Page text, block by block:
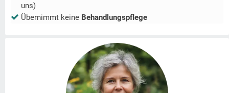
uns)
Übernimmt keine Behandlungspflege